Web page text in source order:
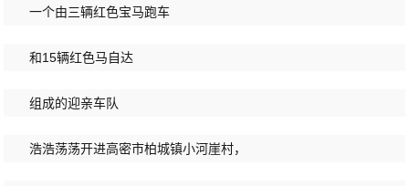
一个由三辆红色宝马跑车
和15辆红色马自达
组成的迎亲车队
浩浩荡荡开进高密市柏城镇小河崖村，